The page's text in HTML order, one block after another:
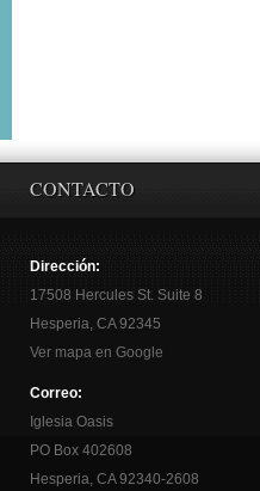
CONTACTO
Dirección:
17508 Hercules St. Suite 8
Hesperia, CA 92345
Ver mapa en Google
Correo:
Iglesia Oasis
PO Box 402608
Hesperia, CA 92340-2608